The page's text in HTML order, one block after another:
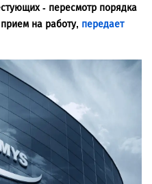
- пересмотр порядка
на работу, передает